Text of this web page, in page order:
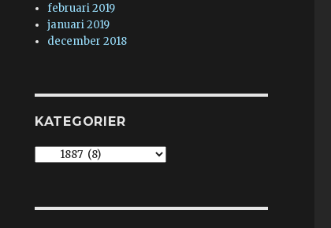
februari 2019
januari 2019
december 2018
KATEGORIER
Kategorier